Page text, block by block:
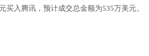
买入腾讯，预计成交总金额为535万美元。